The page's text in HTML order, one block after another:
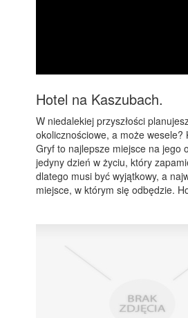
Hotel na Kaszubach.
W niedalekiej przyszłości
okolicznościowe, a może wesele?
Gryf to najlepsze miejsce na jego
jedyny dzień w życiu, który
dlatego musi być wyjątkowy, a
miejsce, w którym się odbędzie.